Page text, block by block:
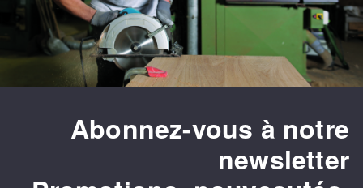
Abonnez-vous à notre
newsletter